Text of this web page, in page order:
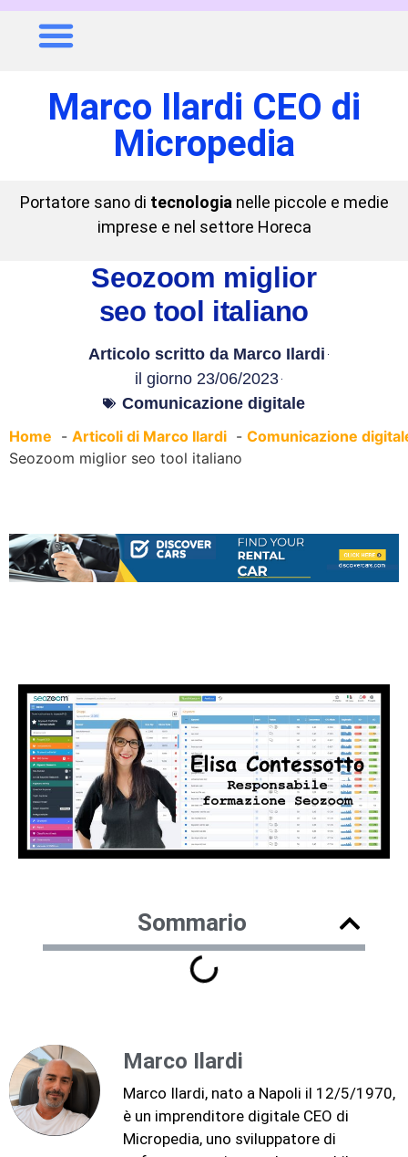
Marco Ilardi CEO di
Micropedia
Portatore sano di tecnologia nelle piccole e medie
imprese e nel settore Horeca
Seozoom miglior
seo tool italiano
Articolo scritto da Marco Ilardi
il giorno 23/06/2023
Comunicazione digitale
Home
Articoli di Marco Ilardi
Comunicazione
Seozoom miglior seo tool italiano
Sommario
Marco Ilardi
Marco Ilardi, nato a Napoli il 12/5/1970,
è un imprenditore digitale CEO di
Micropedia, uno sviluppatore di